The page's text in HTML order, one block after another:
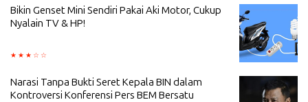
Bikin Genset Mini Sendiri Pakai Aki Motor, Cukup
Nyalain TV & HP!
Narasi Tanpa Bukti Seret Kepala BIN dalam
Kontroversi Konferensi Pers BEM Bersatu